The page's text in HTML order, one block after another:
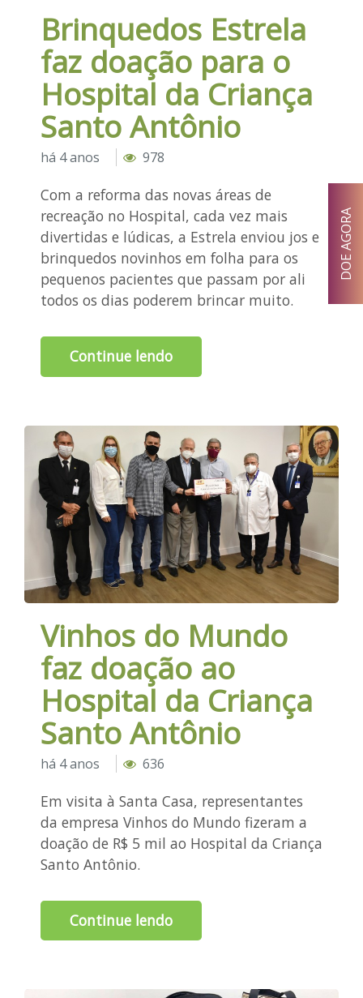
Brinquedos Estrela
faz doação para o
Hospital da Criança
Santo Antônio
há 4 anos 978
Com a reforma das novas áreas de
recreação no Hospital, cada vez mais
divertidas e lúdicas, a Estrela enviou jos e
brinquedos novinhos em folha para os
pequenos pacientes que passam por ali
todos os dias poderem brincar muito.
Continue lendo
Vinhos do Mundo
faz doação ao
Hospital da Criança
Santo Antônio
há 4 anos 636
Em visita à Santa Casa, representantes
da empresa Vinhos do Mundo fizeram a
doação de R$ 5 mil ao Hospital da Criança
Santo Antônio.
Continue lendo
DOE AGORA